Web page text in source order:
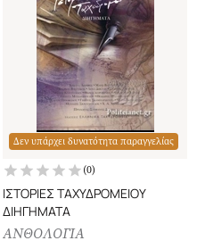
Δεν υπάρχει δυνατότητα παραγγελίας
(0)
ΙΣΤΟΡΙΕΣ ΤΑΧΥΔΡΟΜΕΙΟΥ
ΔΙΗΓΗΜΑΤΑ
ΑΝΘΟΛΟΓΙΑ